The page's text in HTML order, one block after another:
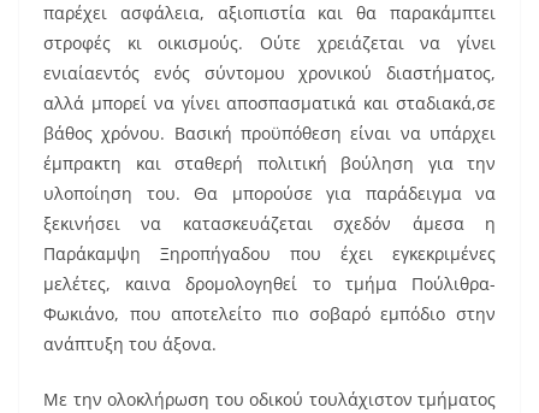
παρέχει ασφάλεια, αξιοπιστία και θα παρακάμπτει
στροφές κι οικισμούς. Ούτε χρειάζεται να γίνει
ενιαίαεντός ενός σύντομου χρονικού διαστήματος,
αλλά μπορεί να γίνει αποσπασματικά και σταδιακά,σε
βάθος χρόνου. Βασική προϋπόθεση είναι να υπάρχει
έμπρακτη και σταθερή πολιτική βούληση για την
υλοποίηση του. Θα μπορούσε για παράδειγμα να
ξεκινήσει να κατασκευάζεται σχεδόν άμεσα η
Παράκαμψη Ξηροπήγαδου που έχει εγκεκριμένες
μελέτες, καινα δρομολογηθεί το τμήμα Πούλιθρα-
Φωκιάνο, που αποτελείτο πιο σοβαρό εμπόδιο στην
ανάπτυξη του άξονα.
Με την ολοκλήρωση του οδικού τουλάχιστον τμήματος